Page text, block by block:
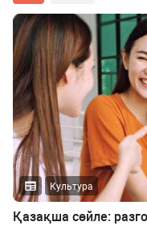
Культура
Қазақша сөйле: